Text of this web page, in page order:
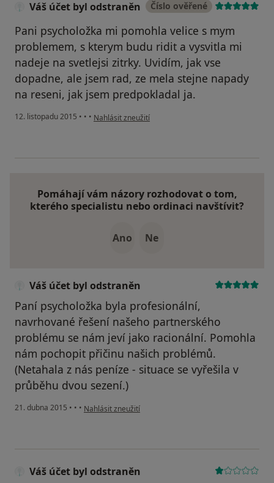
Váš účet byl odstraněn Číslo ověřené
Pani psycholožka mi pomohla velice s mym
problemem, s kterym budu ridit a vysvitla mi
nadeje na svetlejsi zitrky. Uvidím, jak vse
dopadne, ale jsem rad, ze mela stejne napady
na reseni, jak jsem predpokladal ja.
12. listopadu 2015 • • • podle názoru uživatele Váš účet byl odstraněn
Nahlásit zneužití
Pomáhají vám názory rozhodovat o tom,
kterého specialistu nebo ordinaci navštívit?
Ano Ne
Váš účet byl odstraněn
Paní psycholožka byla profesionální,
navrhované řešení našeho partnerského
problému se nám jeví jako racionální. Pomohla
nám pochopit přičinu našich problémů.
(Netahala z nás peníze - situace se vyřešila v
průběhu dvou sezení.)
21. dubna 2015 • • • podle názoru uživatele Váš účet byl odstraněn
Nahlásit zneužití
Váš účet byl odstraněn